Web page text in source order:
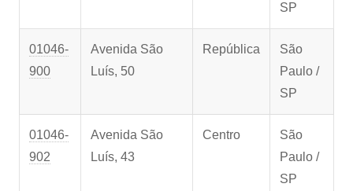
SP
01046-
900
Avenida São
Luís, 50
República
São
Paulo /
SP
01046-
902
Avenida São
Luís, 43
Centro
São
Paulo /
SP